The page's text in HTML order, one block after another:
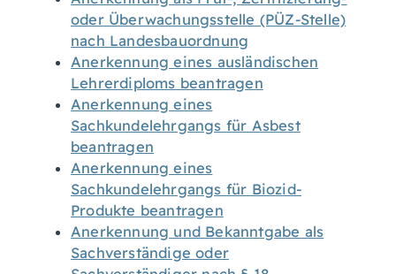
oder Überwachungsstelle (PÜZ-Stelle)
nach Landesbauordnung
Anerkennung eines ausländischen
Lehrerdiploms beantragen
Anerkennung eines
Sachkundelehrgangs für Asbest
beantragen
Anerkennung eines
Sachkundelehrgangs für Biozid-
Produkte beantragen
Anerkennung und Bekanntgabe als
Sachverständige oder